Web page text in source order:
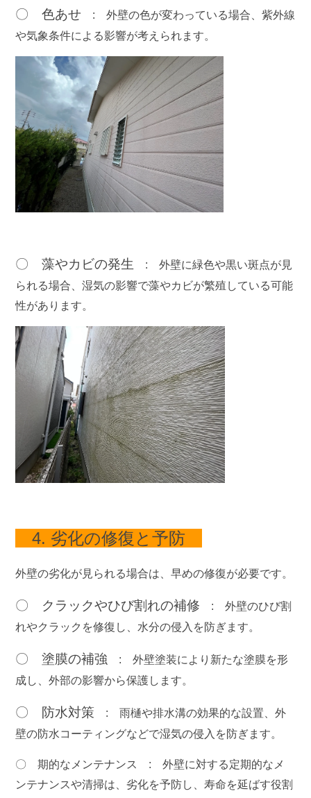
〇 色あせ :外壁の色が変わっている場合、紫外線
や気象条件による影響が考えられます。
〇 藻やカビの発生 :外壁に緑色や黒い斑点が見
られる場合、湿気の影響で藻やカビが繁殖している可能
性があります。
4. 劣化の修復と予防
外壁の劣化が見られる場合は、早めの修復が必要です。
〇 クラックやひび割れの補修 :外壁のひび割
れやクラックを修復し、水分の侵入を防ぎます。
〇 塗膜の補強 :外壁塗装により新たな塗膜を形
成し、外部の影響から保護します。
〇 防水対策 : 雨樋や排水溝の効果的な設置、外
壁の防水コーティングなどで湿気の侵入を防ぎます。
〇 期的なメンテナンス :外壁に対する定期的なメ
ンテナンスや清掃は、劣化を予防し、寿命を延ばす役割